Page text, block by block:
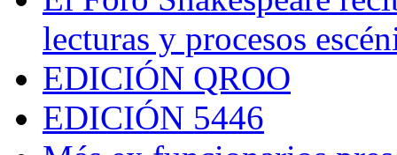
lecturas y procesos
EDICIÓN QROO
EDICIÓN 5446